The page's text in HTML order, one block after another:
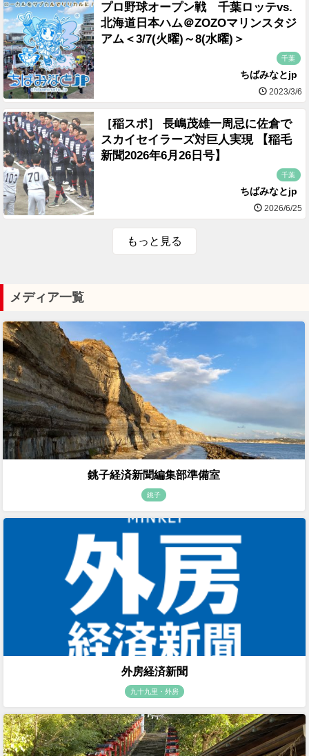
プロ野球オープン戦 千葉ロッテvs.
北海道日本ハム＠ZOZOマリンスタジ
アム＜3/7(火曜)～8(水曜)＞
千葉
ちばみなとjp
2023/3/6
［稲スポ］ 長嶋茂雄一周忌に佐倉で
スカイセイラーズ対巨人実現 【稲毛
新聞2026年6月26日号】
千葉
ちばみなとjp
2026/6/25
もっと見る
メディア一覧
銚子経済新聞編集部準備室
銚子
外房経済新聞
九十九里・外房